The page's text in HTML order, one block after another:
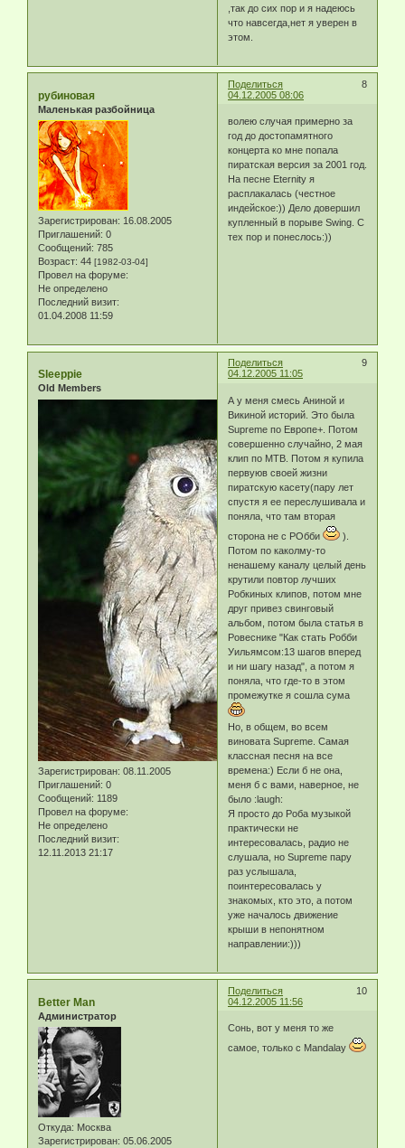
,так до сих пор и я надеюсь
что навсегда,нет я уверен в
этом.
Поделиться
8
04.12.2005 08:06
рубиновая
Маленькая разбойница
Зарегистрирован: 16.08.2005
Приглашений: 0
Сообщений: 785
Возраст: 44 [1982-03-04]
Провел на форуме:
Не определено
Последний визит:
01.04.2008 11:59
волею случая примерно за
год до достопамятного
концерта ко мне попала
пиратская версия за 2001 год.
На песне Eternity я
расплакалась (честное
индейское:)) Дело довершил
купленный в порыве Swing. С
тех пор и понеслось:))
Поделиться
9
04.12.2005 11:05
Sleeppie
Old Members
Зарегистрирован: 08.11.2005
Приглашений: 0
Сообщений: 1189
Провел на форуме:
Не определено
Последний визит:
12.11.2013 21:17
А у меня смесь Аниной и
Викиной историй. Это была
Supreme по Европе+. Потом
совершенно случайно, 2 мая
клип по МТВ. Потом я купила
первуюв своей жизни
пиратскую касету(пару лет
спустя я ее переслушивала и
поняла, что там вторая
сторона не с РОбби
).
Потом по каколму-то
ненашему каналу целый день
крутили повтор лучших
Робкиных клипов, потом мне
друг привез свинговый
альбом, потом была статья в
Ровеснике "Как стать Робби
Уильямсом:13 шагов вперед
и ни шагу назад", а потом я
поняла, что где-то в этом
промежутке я сошла сума
Но, в общем, во всем
виновата Supreme. Самая
классная песня на все
времена:) Если б не она,
меня б с вами, наверное, не
было :laugh:
Я просто до Роба музыкой
практически не
интересовалась, радио не
слушала, но Supreme пару
раз услышала,
поинтересовалась у
знакомых, кто это, а потом
уже началось движение
крыши в непонятном
направлении:)))
Поделиться
10
04.12.2005 11:56
Better Man
Администратор
Откуда: Москва
Зарегистрирован: 05.06.2005
Сонь, вот у меня то же
самое, только с Mandalay